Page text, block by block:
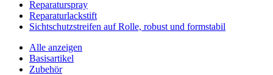
Reparaturspray
Reparaturlackstift
Sichtschutzstreifen auf Rolle, robust und formstabil
Alle anzeigen
Basisartikel
Zubehör